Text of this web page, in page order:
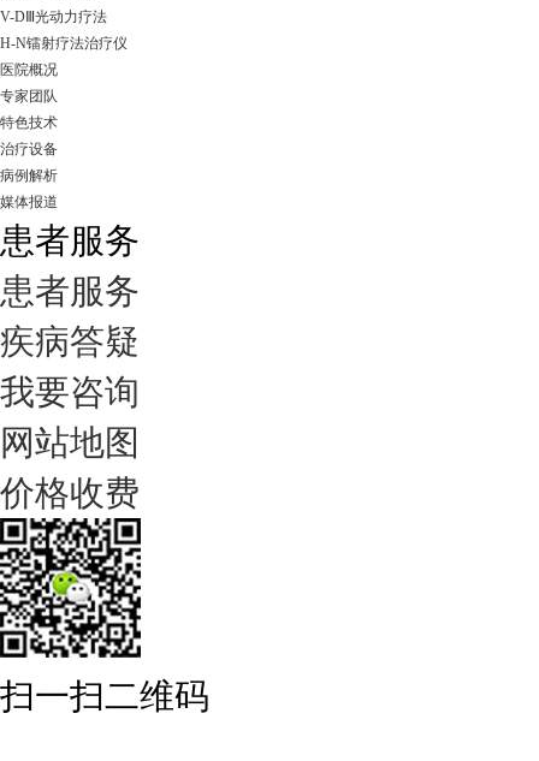
V-DⅢ光动力疗法
H-N镭射疗法治疗仪
医院概况
专家团队
特色技术
治疗设备
病例解析
媒体报道
患者服务
患者服务
疾病答疑
我要咨询
网站地图
价格收费
扫一扫二维码